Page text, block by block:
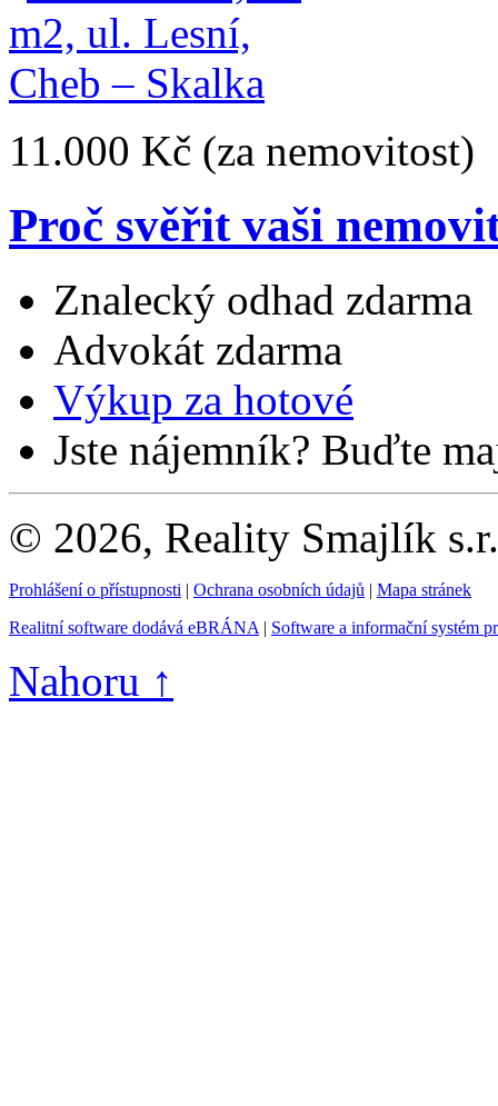
11.000 Kč (za nemovitost)
Proč svěřit vaši
Znalecký odhad zdarma
Advokát zdarma
Výkup za hotové
Jste nájemník? Buďte
© 2026, Reality Smajlík
Prohlášení o přístupnosti | Ochrana osobních údajů | Mapa stránek
Realitní software dodává eBRÁNA | Software a informační systém
Nahoru ↑